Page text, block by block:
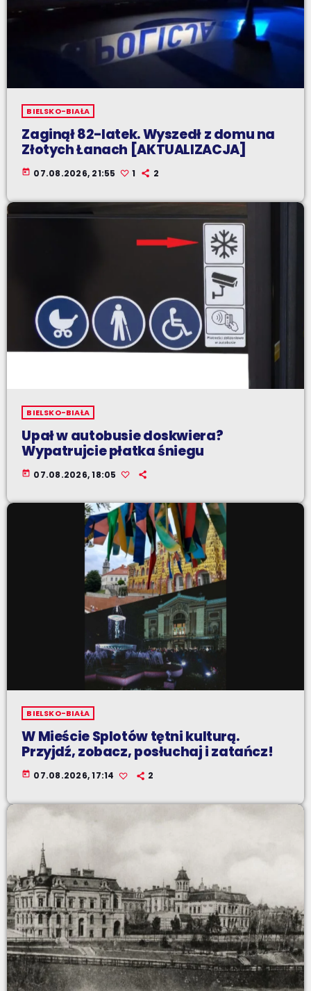
BIELSKO-BIAŁA
Zaginął 82-latek. Wyszedł z domu na
Złotych Łanach [AKTUALIZACJA]
today 07.08.2026, 21:55 1 2
BIELSKO-BIAŁA
Upał w autobusie doskwiera?
Wypatrujcie płatka śniegu
today 07.08.2026, 18:05
BIELSKO-BIAŁA
W Mieście Splotów tętni kulturą.
Przyjdź, zobacz, posłuchaj i zatańcz!
today 07.08.2026, 17:14 2